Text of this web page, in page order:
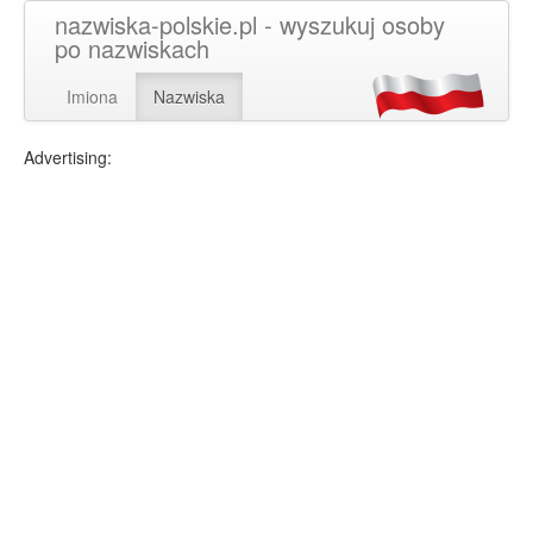
nazwiska-polskie.pl - wyszukuj osoby
po nazwiskach
Imiona Nazwiska
Advertising: